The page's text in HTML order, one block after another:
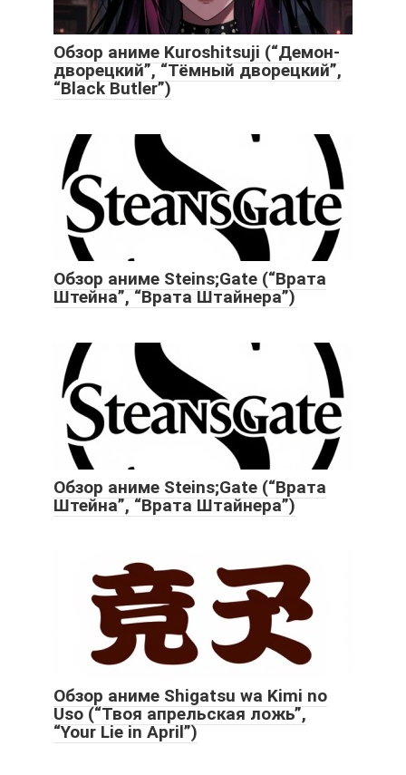
Обзор аниме Kuroshitsuji (“Демон-
дворецкий”, “Тёмный дворецкий”,
“Black Butler”)
Обзор аниме Steins;Gate (“Врата
Штейна”, “Врата Штайнера”)
Обзор аниме Steins;Gate (“Врата
Штейна”, “Врата Штайнера”)
Обзор аниме Shigatsu wa Kimi no
Uso (“Твоя апрельская ложь”,
“Your Lie in April”)